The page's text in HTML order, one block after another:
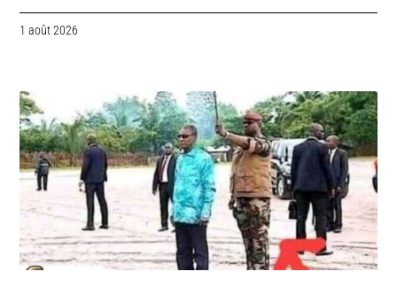
1 août 2026